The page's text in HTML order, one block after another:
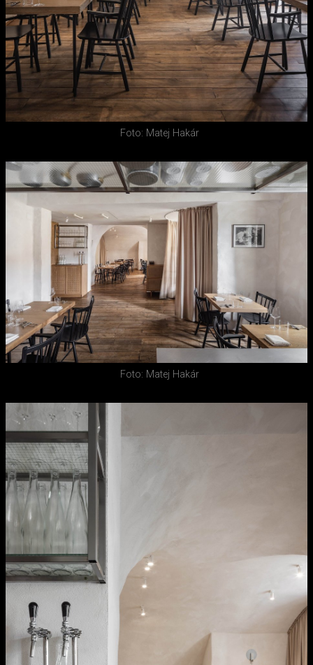
Foto: Matej Hakár
Foto: Matej Hakár